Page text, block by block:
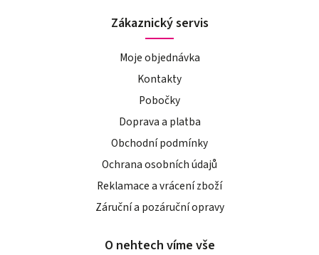
Zákaznický servis
Moje objednávka
Kontakty
Pobočky
Doprava a platba
Obchodní podmínky
Ochrana osobních údajů
Reklamace a vrácení zboží
Záruční a pozáruční opravy
O nehtech víme vše